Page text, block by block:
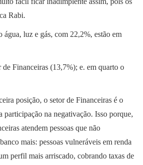
Rabi.
água, luz e gás, com 22,2%, estão em
de Financeiras (13,7%); e. em quarto o
posição, o setor de Financeiras é o
participação na negativação. Isso porque,
atendem pessoas que não
mais: pessoas vulneráveis em renda
perfil mais arriscado, cobrando taxas de